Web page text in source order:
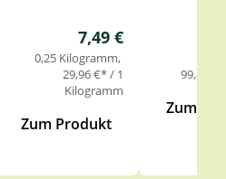
Regulärer Preis:
7,49 €
0,25 Kilogramm
29,96 €* / 1
Kilogramm
Zum Produkt
99,85
Zum